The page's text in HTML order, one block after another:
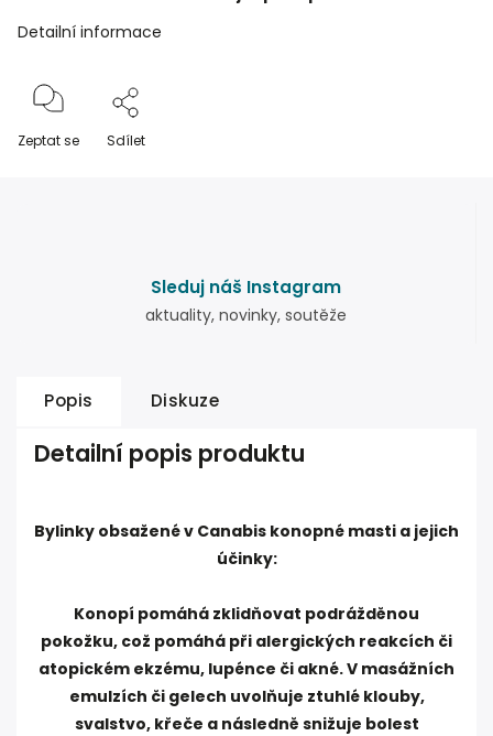
Detailní informace
Zeptat se Sdílet
Sleduj náš Instagram
aktuality, novinky, soutěže
Popis Diskuze
Detailní popis produktu
Bylinky obsažené v Canabis konopné masti a jejich
účinky:
Konopí pomáhá zklidňovat podrážděnou
pokožku, což pomáhá při alergických reakcích či
atopickém ekzému, lupénce či akné. V masážních
emulzích či gelech uvolňuje ztuhlé klouby,
svalstvo, křeče a následně snižuje bolest